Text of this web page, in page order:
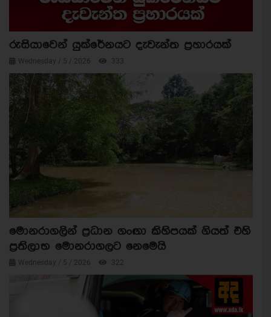
රුසියාවෙන් යුක්රේනයට දැවැන්ත ප්‍රහාරයක්
Wednesday / 5 / 2026 333
මොනරාගලින් ප්‍රධාන ගංඟා කිහිපයක් ගියත් එහි
ප්‍රතිලාභ මොනරාගලට නෙමෙයි
Wednesday / 5 / 2026 322